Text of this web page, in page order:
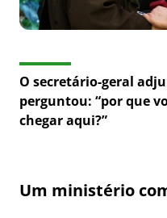
O secretário-geral
perguntou: “por que
chegar aqui?”
Um ministério